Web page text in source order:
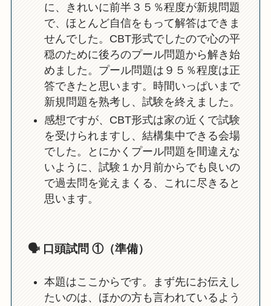
に、きれいに前半３５％程度が新規問題
で、ほとんど自信をもって解答はできま
せんでした。CBT形式でしたので心の平
穏のために後ろのプール問題から解き始
めました。プール問題は９５％程度は正
答できたと思います。時間いっぱいまで
新規問題を熟考し、試験を終えました。
感想ですが、CBT形式は家の近くで試験
を受けられますし、結構集中できる会場
でした。とにかくプール問題を間違えな
いように、試験１か月前からでも良いの
で過去問を覚えまくる、これに尽きると
思います。
🗣️ 口頭試問 ①（準備）
本題はここからです。まず先にお伝えし
たいのは、ほかの方も言われているよう